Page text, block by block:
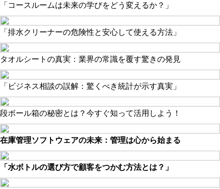
「コースルームは未来の学びをどう変えるか？」
「排水クリーナーの危険性と安心して使える方法」
タオルシートの真実：業界の常識を覆す驚きの発見
「ビジネス相談の誤解：驚くべき統計が示す真実」
段ボール箱の秘密とは？今すぐ知って活用しよう！
在庫管理ソフトウェアの未来：管理は心から始まる
「水ボトルの選び方で顧客をつかむ方法とは？」